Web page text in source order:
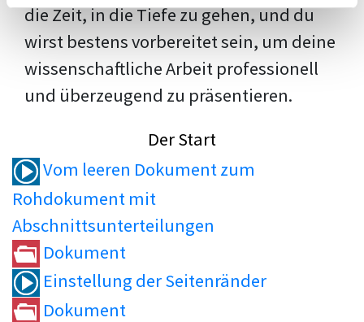
die Zeit, in die Tiefe zu gehen, und du
wirst bestens vorbereitet sein, um deine
wissenschaftliche Arbeit professionell
und überzeugend zu präsentieren.
Der Start
Vom leeren Dokument zum
Rohdokument mit
Abschnittsunterteilungen
Dokument
Einstellung der Seitenränder
Dokument